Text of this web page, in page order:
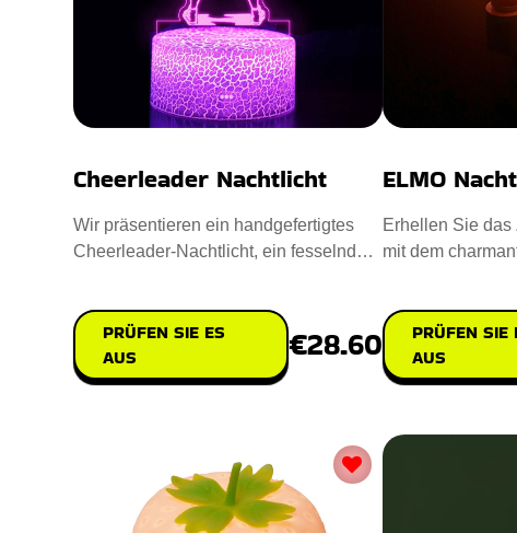
Cheerleader Nachtlicht
Wir präsentieren ein handgefertigtes
Cheerleader-Nachtlicht, ein fesselndes
PRÜFEN SIE ES
AUS
€28.60
ELMO
Erhellen Sie das
mit dem
PRÜFEN SIE
AUS